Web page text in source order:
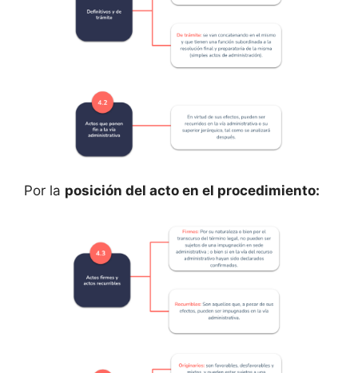
Por la posición del acto en el procedimiento: